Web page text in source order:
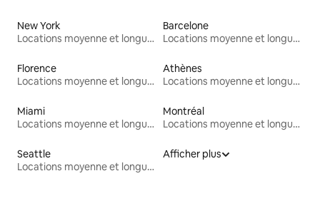
New York
Locations moyenne et longue durée
Barcelone
Locations moyenne et longue durée
Florence
Locations moyenne et longue durée
Athènes
Locations moyenne et longue durée
Miami
Locations moyenne et longue durée
Montréal
Locations moyenne et longue durée
Seattle
Locations moyenne et longue durée
Afficher plus